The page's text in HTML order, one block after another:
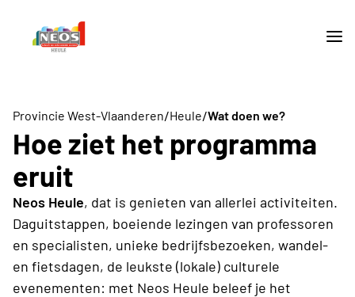
Provincie West-Vlaanderen/Heule/Wat doen we?
Hoe ziet het programma
eruit
Neos Heule, dat is genieten van allerlei activiteiten.
Daguitstappen, boeiende lezingen van professoren
en specialisten, unieke bedrijfsbezoeken, wandel-
en fietsdagen, de leukste (lokale) culturele
evenementen: met Neos Heule beleef je het